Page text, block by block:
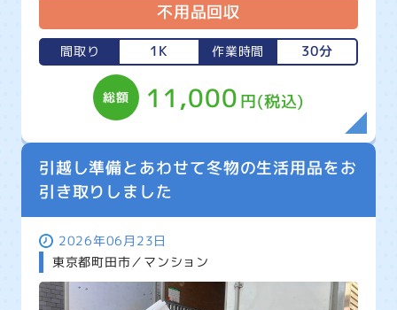
不用品回収
間取り 1K 作業時間 30分
総額 11,000円(税込)
引越し準備とあわせて冬物の生活用品をお
引き取りしました
2026年06月23日
東京都町田市／マンション